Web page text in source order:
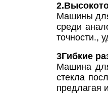
Машины для
среди
точности.,
3Гибкие
Машина
стекла
предлагая